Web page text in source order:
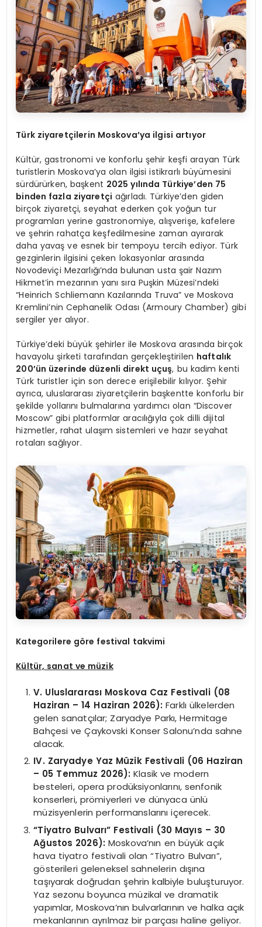
Türk ziyaretçilerin Moskova’ya ilgisi artıyor
Kültür, gastronomi ve konforlu şehir keşfi arayan Türk
turistlerin Moskova’ya olan ilgisi istikrarlı büyümesini
sürdürürken, başkent 2025 yılında Türkiye’den 75
binden fazla ziyaretçi ağırladı. Türkiye’den giden
birçok ziyaretçi, seyahat ederken çok yoğun tur
programları yerine gastronomiye, alışverişe, kafelere
ve şehrin rahatça keşfedilmesine zaman ayırarak
daha yavaş ve esnek bir tempoyu tercih ediyor. Türk
gezginlerin ilgisini çeken lokasyonlar arasında
Novodeviçi Mezarlığı’nda bulunan usta şair Nazım
Hikmet’in mezarının yanı sıra Puşkin Müzesi’ndeki
“Heinrich Schliemann Kazılarında Truva” ve Moskova
Kremlini’nin Cephanelik Odası (Armoury Chamber) gibi
sergiler yer alıyor.
Türkiye’deki büyük şehirler ile Moskova arasında birçok
havayolu şirketi tarafından gerçekleştirilen haftalık
200’ün üzerinde düzenli direkt uçuş, bu kadim kenti
Türk turistler için son derece erişilebilir kılıyor. Şehir
ayrıca, uluslararası ziyaretçilerin başkentte konforlu bir
şekilde yollarını bulmalarına yardımcı olan “Discover
Moscow” gibi platformlar aracılığıyla çok dilli dijital
hizmetler, rahat ulaşım sistemleri ve hazır seyahat
rotaları sağlıyor.
Kategorilere göre festival takvimi
Kültür, sanat ve müzik
V. Uluslararası Moskova Caz Festivali (08
Haziran – 14 Haziran 2026): Farklı ülkelerden
gelen sanatçılar; Zaryadye Parkı, Hermitage
Bahçesi ve Çaykovski Konser Salonu’nda sahne
alacak.
IV. Zaryadye Yaz Müzik Festivali (06 Haziran
– 05 Temmuz 2026): Klasik ve modern
besteleri, opera prodüksiyonlarını, senfonik
konserleri, prömiyerleri ve dünyaca ünlü
müzisyenlerin performanslarını içerecek.
“Tiyatro Bulvarı” Festivali (30 Mayıs – 30
Ağustos 2026): Moskova’nın en büyük açık
hava tiyatro festivali olan “Tiyatro Bulvarı”,
gösterileri geleneksel sahnelerin dışına
taşıyarak doğrudan şehrin kalbiyle buluşturuyor.
Yaz sezonu boyunca müzikal ve dramatik
yapımlar, Moskova’nın bulvarlarının ve halka açık
mekanlarının ayrılmaz bir parçası haline geliyor.